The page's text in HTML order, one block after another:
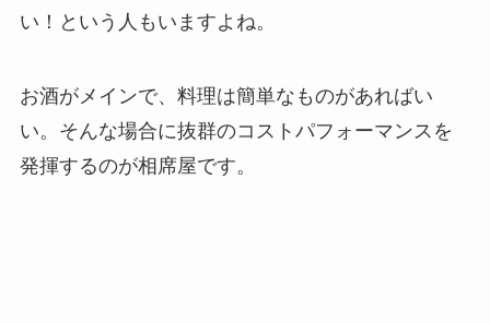
い！という人もいますよね。
お酒がメインで、料理は簡単なものがあればい
い。そんな場合に抜群のコストパフォーマンスを
発揮するのが相席屋です。